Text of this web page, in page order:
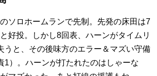
ソロホームランで先制。先発の床田は7
好投。しかし8回表、ハーンがタイムリ
うと、その後味方のエラー＆マズい守備
1）。ハーンが打たれたのはしゃーな